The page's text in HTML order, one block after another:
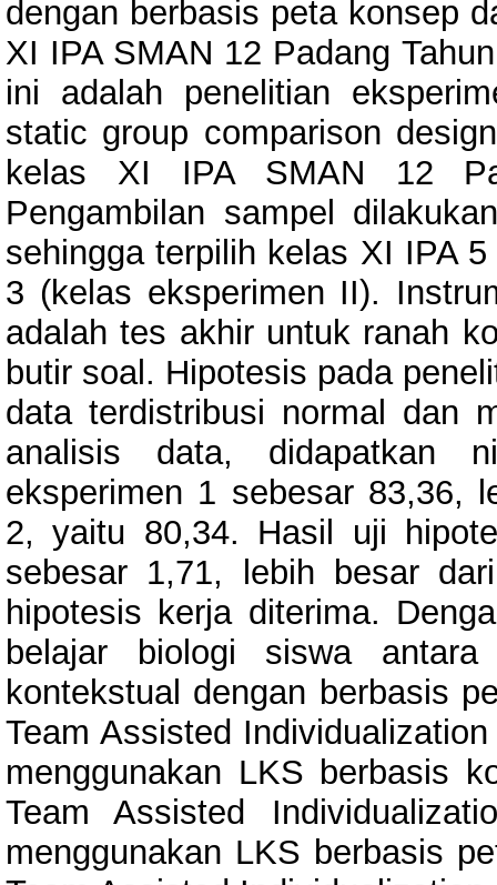
dengan berbasis peta konsep
XI IPA SMAN 12 Padang
ini adalah penelitian
static group comparison
kelas XI IPA SMAN 12
Pengambilan sampel
sehingga terpilih kelas XI IPA
3 (kelas eksperimen II).
adalah tes akhir untuk ranah
butir soal. Hipotesis pada
data terdistribusi normal dan
analisis data, didapatkan
eksperimen 1 sebesar 83,36,
2, yaitu 80,34. Hasil uji
sebesar 1,71, lebih besar
hipotesis kerja diterima.
belajar biologi siswa
kontekstual dengan berbasis
Team Assisted
menggunakan LKS berbasis
Team Assisted
menggunakan LKS berbasis